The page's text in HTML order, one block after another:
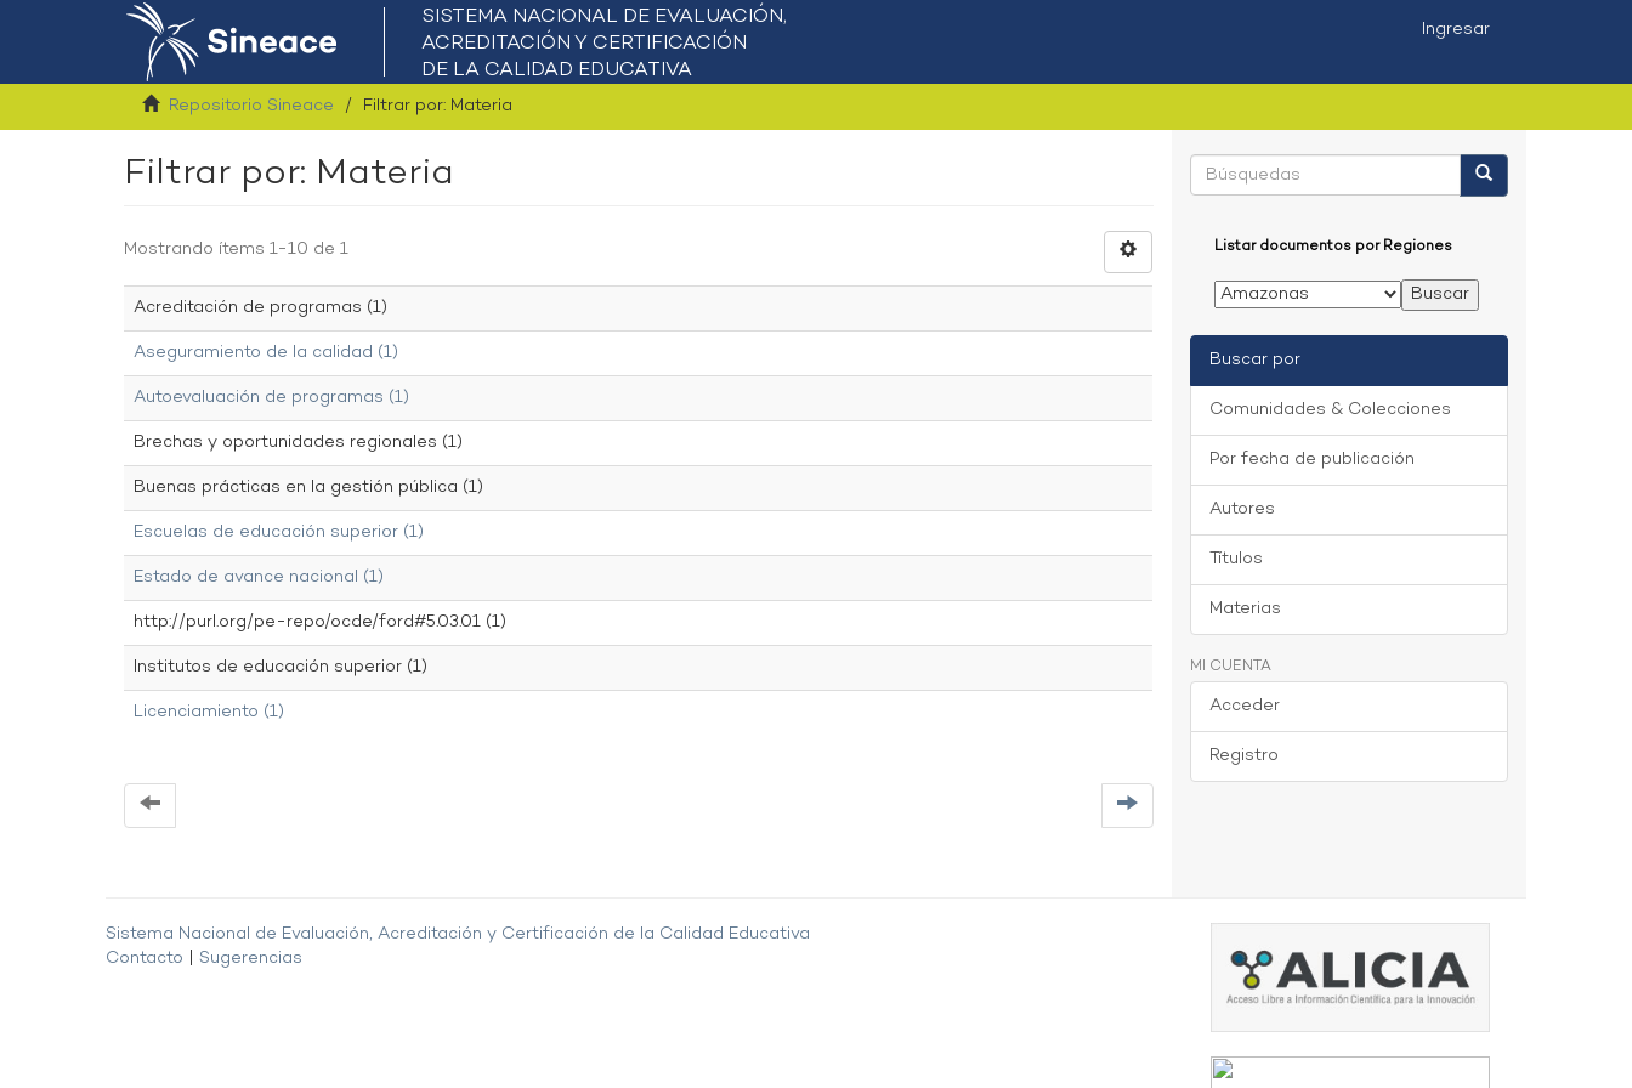
Ingresar
Repositorio Sineace Filtrar por: Materia
Filtrar por: Materia
Mostrando ítems 1-10 de 1
Acreditación de programas (1)
Aseguramiento de la calidad (1)
Autoevaluación de programas (1)
Brechas y oportunidades regionales (1)
Buenas prácticas en la gestión pública (1)
Escuelas de educación superior (1)
Estado de avance nacional (1)
http://purl.org/pe-repo/ocde/ford#5.03.01 (1)
Institutos de educación superior (1)
Licenciamiento (1)
Listar documentos por Regiones
Buscar por
Comunidades & Colecciones
Por fecha de publicación
Autores
Títulos
Materias
MI CUENTA
Acceder
Registro
Sistema Nacional de Evaluación, Acreditación y Certificación de la Calidad Educativa
Contacto
Sugerencias